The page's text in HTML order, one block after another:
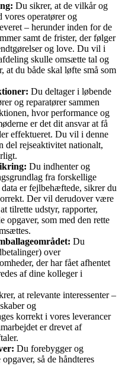
Du sikrer, at de vilkår og
vores operatører og
– herunder inden for de
samt de frister, der følger
og love. Du vil i
skulle omsætte tal og
at du både skal løfte små som
Du deltager i løbende
og reparatører sammen
hvor performance og
er det dit ansvar at få
effektueret. Du vil i denne
del rejseaktivitet nationalt,
Du indhenter og
fra forskellige
er fejlbehæftede, sikrer du
Der vil derudover være
tilrette udstyr, rapporter,
opgaver, som med den rette
Du
over
der har fået afhentet
af dine kolleger i
at relevante interessenter –
og
korrekt i vores leverancer
er drevet af
Du forebygger og
så de håndteres